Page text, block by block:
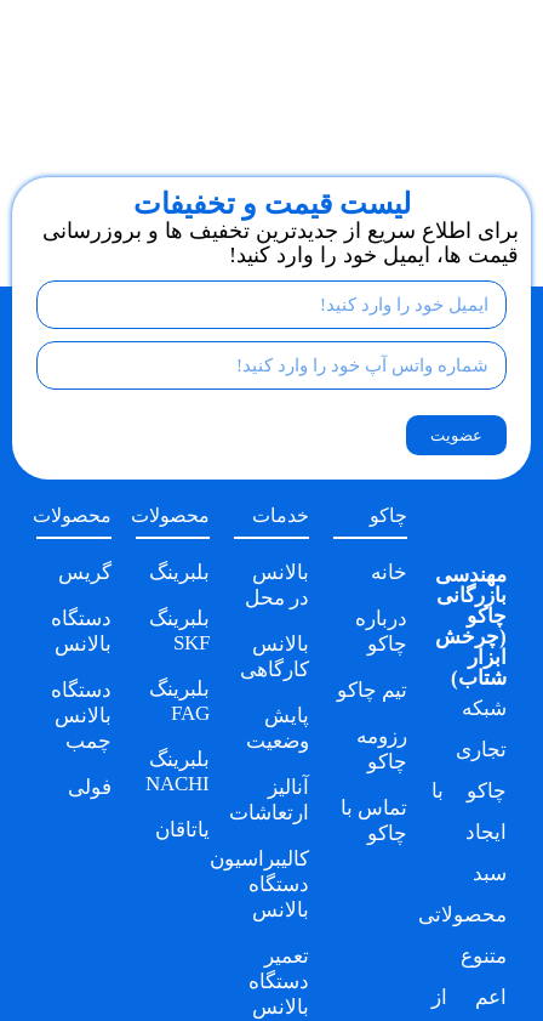
لیست قیمت و تخفیفات
برای اطلاع سریع از جدیدترین تخفیف ها و بروزرسانی
قیمت ها، ایمیل خود را وارد کنید!
عضویت
مهندسی
بازرگانی
چاکو
(چرخش
ابزار
شتاب)
شبکه
تجاری
چاکو با
ایجاد
سبد
محصولاتی
متنوع
اعم از
چاکو
خانه
درباره
چاکو
تیم چاکو
رزومه
چاکو
تماس با
چاکو
خدمات
بالانس
در محل
بالانس
کارگاهی
پایش
وضعیت
آنالیز
ارتعاشات
کالیبراسیون
دستگاه
بالانس
تعمیر
دستگاه
بالانس
محصولات
بلبرینگ
بلبرینگ
SKF
بلبرینگ
FAG
بلبرینگ
NACHI
یاتاقان
محصولات
گریس
دستگاه
بالانس
دستگاه
بالانس
چمب
فولی